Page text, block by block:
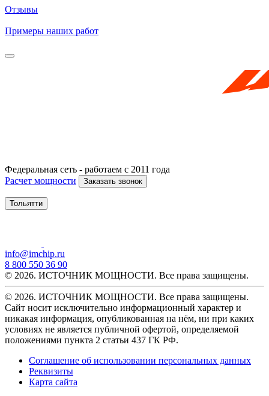
Отзывы
Примеры наших работ
Федеральная сеть - работаем с 2011 года
Расчет мощности
Заказать звонок
Тольятти
info@imchip.ru
8 800 550 36 90
© 2026. ИСТОЧНИК МОЩНОСТИ. Все права защищены.
© 2026. ИСТОЧНИК МОЩНОСТИ. Все права защищены.
Сайт носит исключительно информационный характер и
никакая информация, опубликованная на нём, ни при каких
условиях не является публичной офертой, определяемой
положениями пункта 2 статьи 437 ГК РФ.
Соглашение об использовании персональных данных
Реквизиты
Карта сайта